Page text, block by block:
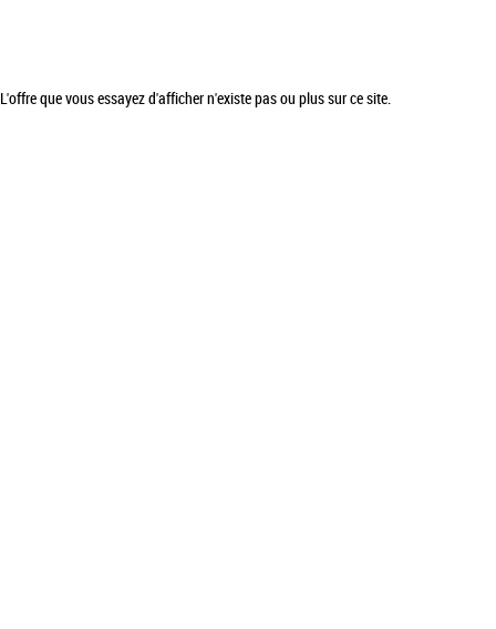
L'offre que vous essayez d'afficher n'existe pas ou plus sur ce site.